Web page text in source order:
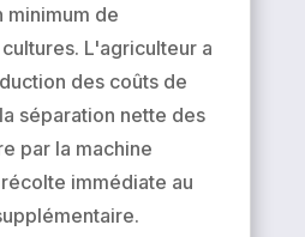
minimum de
L'agriculteur a
des coûts de
séparation nette des
par la machine
immédiate au